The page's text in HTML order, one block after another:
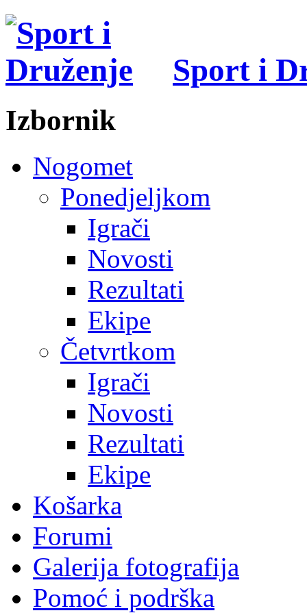
Sport i
Izbornik
Nogomet
Ponedjeljkom
Igrači
Novosti
Rezultati
Ekipe
Četvrtkom
Igrači
Novosti
Rezultati
Ekipe
Košarka
Forumi
Galerija fotografija
Pomoć i podrška